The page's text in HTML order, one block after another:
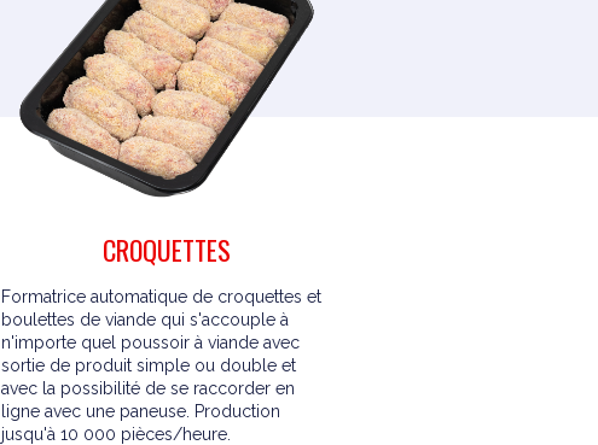
CROQUETTES
Formatrice automatique de croquettes et
boulettes de viande qui s'accouple à
n'importe quel poussoir à viande avec
sortie de produit simple ou double et
avec la possibilité de se raccorder en
ligne avec une paneuse. Production
jusqu'à 10 000 pièces/heure.